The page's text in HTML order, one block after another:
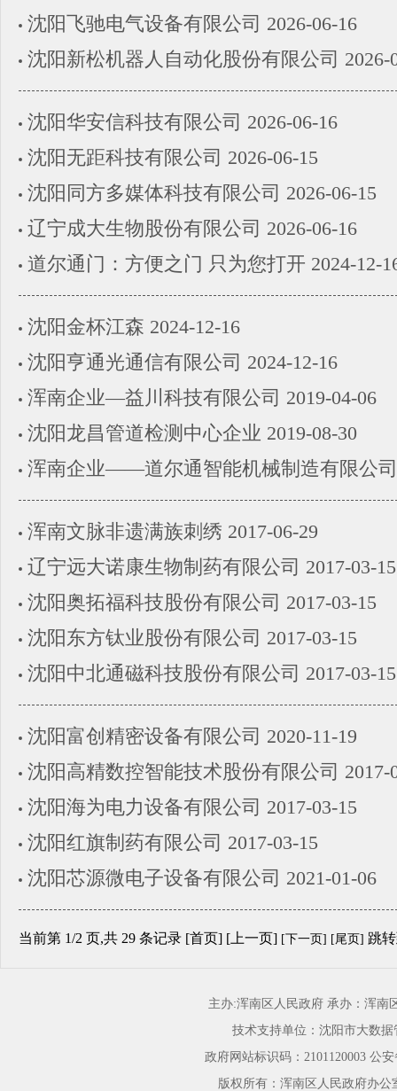
沈阳飞驰电气设备有限公司 2026-06-16
沈阳新松机器人自动化股份有限公司 2026-
沈阳华安信科技有限公司 2026-06-16
沈阳无距科技有限公司 2026-06-15
沈阳同方多媒体科技有限公司 2026-06-15
辽宁成大生物股份有限公司 2026-06-16
道尔通门：方便之门 只为您打开 2024-12-
沈阳金杯江森 2024-12-16
沈阳亨通光通信有限公司 2024-12-16
浑南企业—益川科技有限公司 2019-04-06
沈阳龙昌管道检测中心企业 2019-08-30
浑南企业——道尔通智能机械制造有限公
浑南文脉非遗满族刺绣 2017-06-29
辽宁远大诺康生物制药有限公司 2017-03-15
沈阳奥拓福科技股份有限公司 2017-03-15
沈阳东方钛业股份有限公司 2017-03-15
沈阳中北通磁科技股份有限公司 2017-03-15
沈阳富创精密设备有限公司 2020-11-19
沈阳高精数控智能技术股份有限公司 2017-
沈阳海为电力设备有限公司 2017-03-15
沈阳红旗制药有限公司 2017-03-15
沈阳芯源微电子设备有限公司 2021-01-06
当前第 1/2 页,共 29 条记录 [首页] [上一页] [下一页] [尾页] 跳
主办:浑南区人民政府 承办：浑
技术支持单位：沈阳市大数
政府网站标识码：2101120003 公安
版权所有：浑南区人民政府办